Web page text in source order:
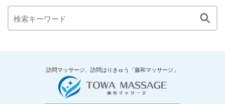
訪問マッサージ、訪問はりきゅう「藤和マッサージ」